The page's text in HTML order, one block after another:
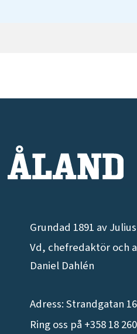
Grundad 1891 av
Vd, chefredaktör och
Daniel Dahlén
Adress: Strandgatan
Ring oss på +358 18